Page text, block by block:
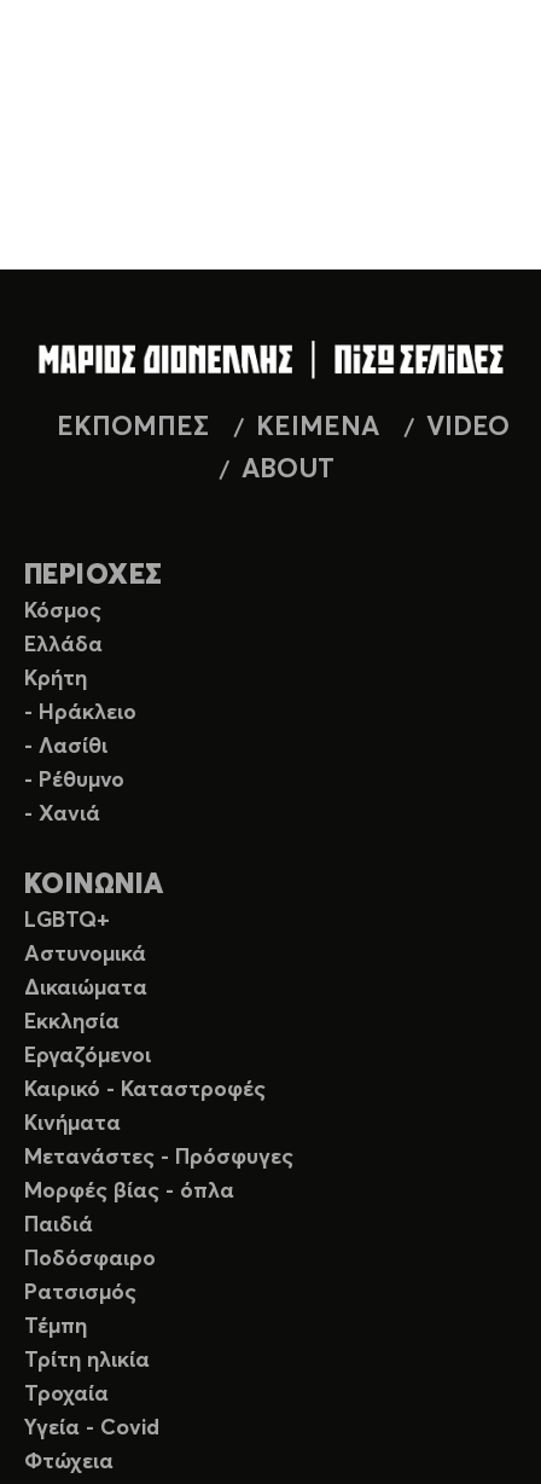
ΕΚΠΟΜΠΕΣ ΚΕΙΜΕΝΑ
VIDEO
ABOUT
ΠΕΡΙΟΧΕΣ
Κόσμος
Ελλάδα
Κρήτη
- Ηράκλειο
- Λασίθι
- Ρέθυμνο
- Χανιά
ΚΟΙΝΩΝΙΑ
LGBTQ+
Αστυνομικά
Δικαιώματα
Εκκλησία
Εργαζόμενοι
Καιρικό - Καταστροφές
Κινήματα
Μετανάστες - Πρόσφυγες
Μορφές βίας - όπλα
Παιδιά
Ποδόσφαιρο
Ρατσισμός
Τέμπη
Τρίτη ηλικία
Τροχαία
Υγεία - Covid
Φτώχεια